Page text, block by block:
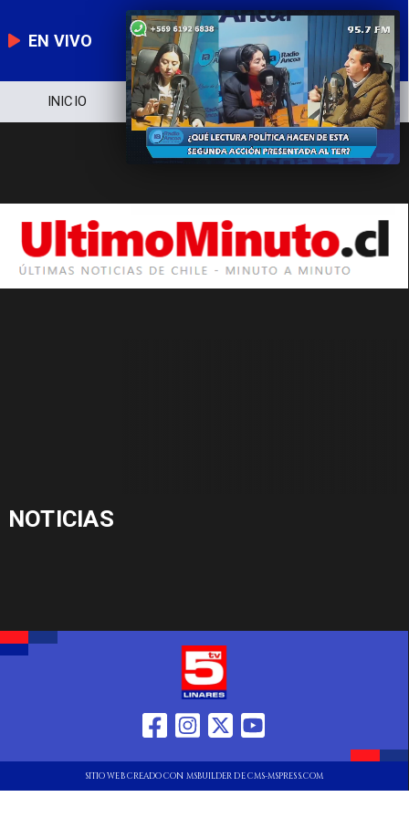
EN VIVO
INICIO NOTICIERO POLÍTICA
NOTICIAS
SITIO WEB CREADO CON MSBUILDER DE CMS-MSPRESS.COM